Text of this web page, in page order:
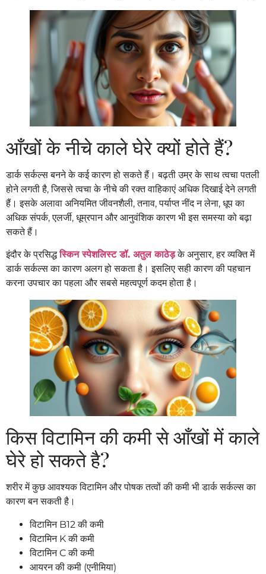
आँखों के नीचे काले घेरे क्यों होते हैं?
डार्क सर्कल्स बनने के कई कारण हो सकते हैं। बढ़ती उम्र के साथ त्वचा पतली
होने लगती है, जिससे त्वचा के नीचे की रक्त वाहिकाएं अधिक दिखाई देने लगती
हैं। इसके अलावा अनियमित जीवनशैली, तनाव, पर्याप्त नींद न लेना, धूप का
अधिक संपर्क, एलर्जी, धूम्रपान और आनुवंशिक कारण भी इस समस्या को बढ़ा
सकते हैं।
इंदौर के प्रसिद्धस्किन स्पेशलिस्ट डॉ. अतुल काठेड़के अनुसार, हर व्यक्ति में
डार्क सर्कल्स का कारण अलग हो सकता है। इसलिए सही कारण की पहचान
करना उपचार का पहला और सबसे महत्वपूर्ण कदम होता है।
किस विटामिन की कमी से आँखों में काले
घेरे हो सकते है?
शरीर में कुछ आवश्यक विटामिन और पोषक तत्वों की कमी भी डार्क सर्कल्स का
कारण बन सकती है।
विटामिन B12 की कमी
विटामिन K की कमी
विटामिन C की कमी
आयरन की कमी (एनीमिया)